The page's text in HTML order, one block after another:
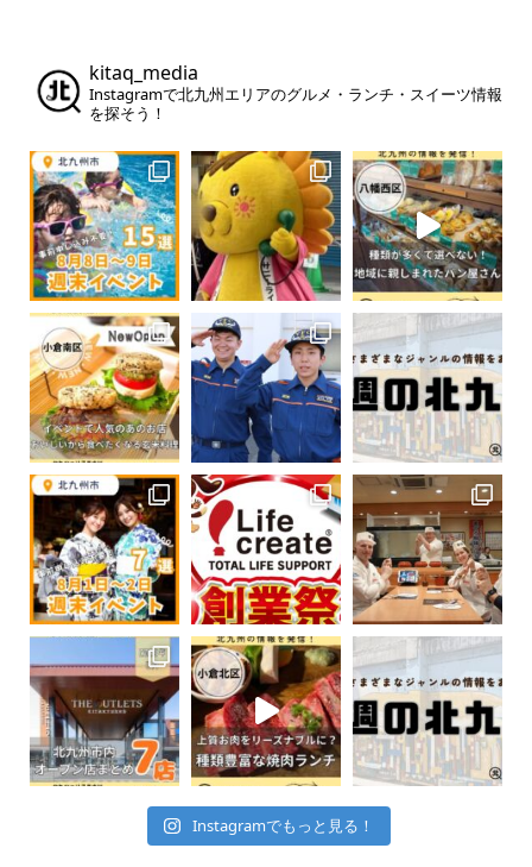
kitaq_media
Instagramで北九州エリアのグルメ・ランチ・スイーツ情報
を探そう！
Instagramでもっと見る！